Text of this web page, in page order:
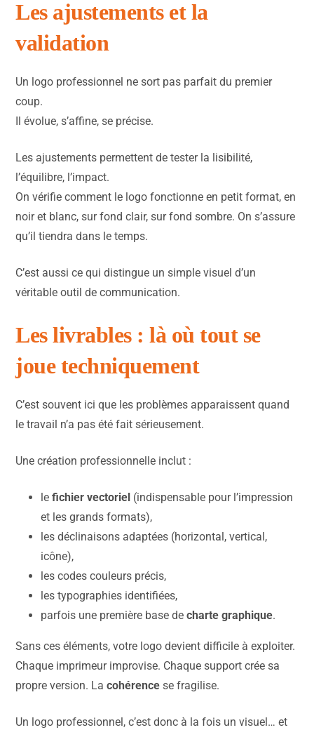
Les ajustements et la
validation
Un logo professionnel ne sort pas parfait du premier
coup.
Il évolue, s’affine, se précise.
Les ajustements permettent de tester la lisibilité,
l’équilibre, l’impact.
On vérifie comment le logo fonctionne en petit format, en
noir et blanc, sur fond clair, sur fond sombre. On s’assure
qu’il tiendra dans le temps.
C’est aussi ce qui distingue un simple visuel d’un
véritable outil de communication.
Les livrables : là où tout se
joue techniquement
C’est souvent ici que les problèmes apparaissent quand
le travail n’a pas été fait sérieusement.
Une création professionnelle inclut :
le fichier vectoriel (indispensable pour l’impression
et les grands formats),
les déclinaisons adaptées (horizontal, vertical,
icône),
les codes couleurs précis,
les typographies identifiées,
parfois une première base de charte graphique.
Sans ces éléments, votre logo devient difficile à exploiter.
Chaque imprimeur improvise. Chaque support crée sa
propre version. La cohérence se fragilise.
Un logo professionnel, c’est donc à la fois un visuel… et